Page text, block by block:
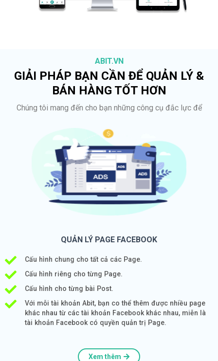
ABIT.VN
GIẢI PHÁP BẠN CẦN ĐỂ QUẢN LÝ &
BÁN HÀNG TỐT HƠN
Chúng tôi mang đến cho bạn những công cụ đắc lực để
QUẢN LÝ PAGE FACEBOOK
Cấu hình chung cho tất cả các Page.
Cấu hình riêng cho từng Page.
Cấu hình cho từng bài Post.
Với mỗi tài khoản Abit, bạn co thể thêm được nhiều page
khác nhau từ các tài khoản Facebook khác nhau, miễn là
tài khoản Facebook có quyền quản trị Page.
Xem thêm